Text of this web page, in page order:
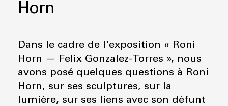
Horn
Dans le cadre de l'exposition « Roni
Horn — Felix Gonzalez-Torres », nous
avons posé quelques questions à Roni
Horn, sur ses sculptures, sur la
lumière, sur ses liens avec son défunt